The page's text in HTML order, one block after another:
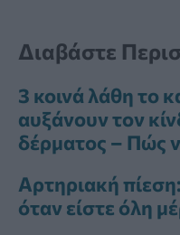
Διαβάστε
3 κοινά λάθη το
αυξάνουν τον
δέρματος – Πώς
Αρτηριακή
όταν είστε όλη